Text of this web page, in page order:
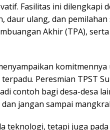
Fasilitas ini dilengkapi
ulang, dan
Akhir (TPA),
Peresmian TPST
contoh bagi desa-desa
jangan sampai
teknologi, tetapi juga